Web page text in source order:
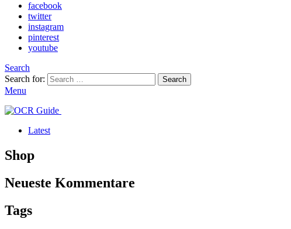
facebook
twitter
instagram
pinterest
youtube
Search
Search for:
Search
Menu
Latest
Shop
Neueste Kommentare
Tags